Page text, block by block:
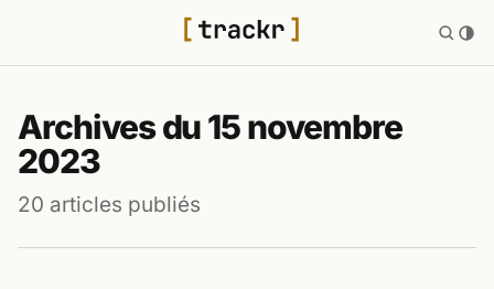
Archives du 15 novembre
2023
20 articles publiés